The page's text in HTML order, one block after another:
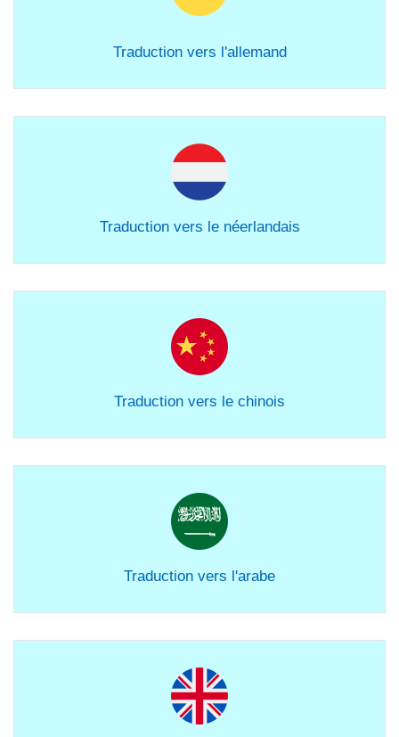
Traduction vers l'allemand
Traduction vers le néerlandais
Traduction vers le chinois
Traduction vers l'arabe